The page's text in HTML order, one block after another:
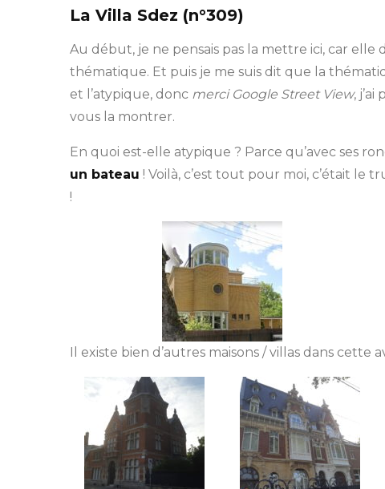
La Villa Sdez (n°309)
Au début, je ne pensais pas la mettre ici, car
thématique. Et puis je me suis dit que la
et l’atypique, donc merci Google Street View,
vous la montrer.
En quoi est-elle atypique ? Parce qu’avec ses
un bateau ! Voilà, c’est tout pour moi, c’était le
!
Il existe bien d’autres maisons / villas dans cette